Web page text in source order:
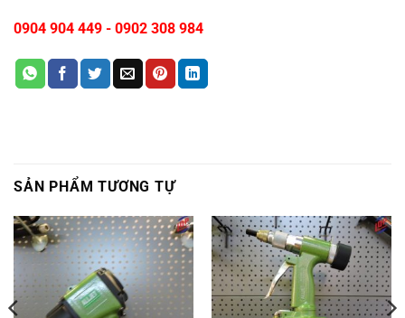
0904 904 449 - 0902 308 984
SẢN PHẨM TƯƠNG TỰ